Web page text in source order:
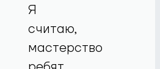
Я
считаю,
мастерство